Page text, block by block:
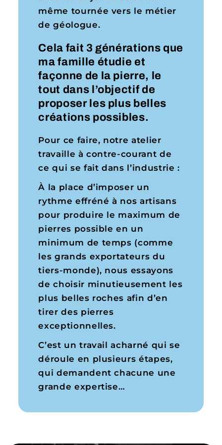
même tournée vers le métier
de géologue.
Cela fait 3 générations que
ma famille étudie et
façonne de la pierre, le
tout dans l’objectif de
proposer les plus belles
créations possibles.
Pour ce faire, notre atelier
travaille à contre-courant de
ce qui se fait dans l’industrie :
À la place d’imposer un
rythme effréné à nos artisans
pour produire le maximum de
pierres possible en un
minimum de temps (comme
les grands exportateurs du
tiers-monde), nous essayons
de choisir minutieusement les
plus belles roches afin d’en
tirer des pierres
exceptionnelles.
C’est un travail acharné qui se
déroule en plusieurs étapes,
qui demandent chacune une
grande expertise…